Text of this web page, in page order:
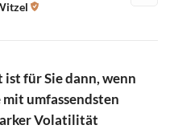
für Sie dann, wenn
umfassendsten
Volatilität